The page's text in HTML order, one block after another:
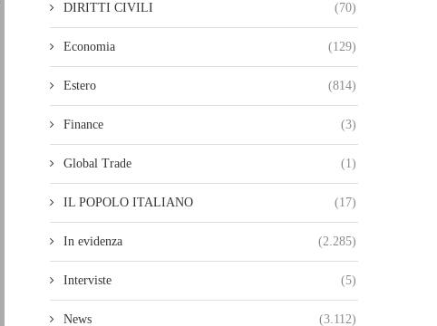
DIRITTI CIVILI (70)
Economia (129)
Estero (814)
Finance (3)
Global Trade (1)
IL POPOLO ITALIANO (17)
In evidenza (2.285)
Interviste (5)
News (3.112)